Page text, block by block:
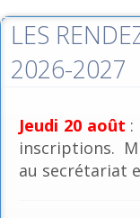
LES
2026-2027
Jeudi 20 août :
inscriptions.
au secrétariat